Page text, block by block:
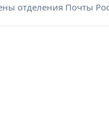
отделения Почты